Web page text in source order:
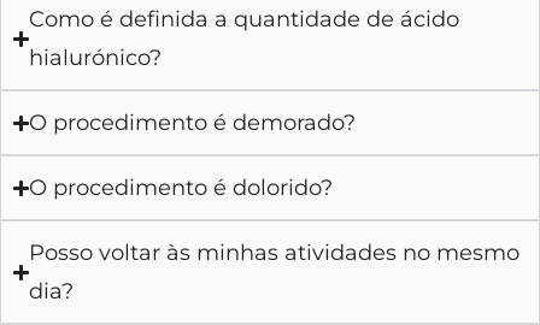
Como é definida a quantidade de ácido
hialurónico?
O procedimento é demorado?
O procedimento é dolorido?
Posso voltar às minhas atividades no mesmo
dia?